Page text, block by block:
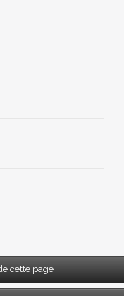
cette page